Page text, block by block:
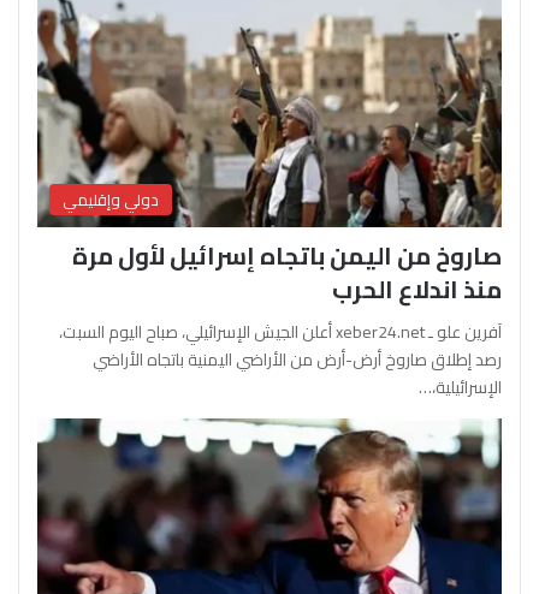
دولي وإقليمي
صاروخ من اليمن باتجاه إسرائيل لأول مرة
منذ اندلاع الحرب
آفرين علو ـ xeber24.net أعلن الجيش الإسرائيلي، صباح اليوم السبت،
رصد إطلاق صاروخ أرض-أرض من الأراضي اليمنية باتجاه الأراضي
الإسرائيلية،…